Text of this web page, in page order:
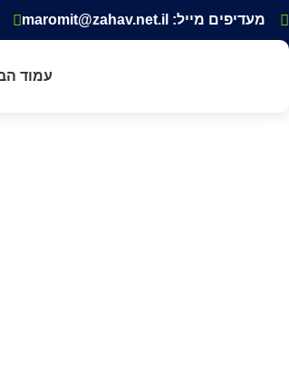
מעדיפים מייל: maromit@zahav.net.il‏
עמוד